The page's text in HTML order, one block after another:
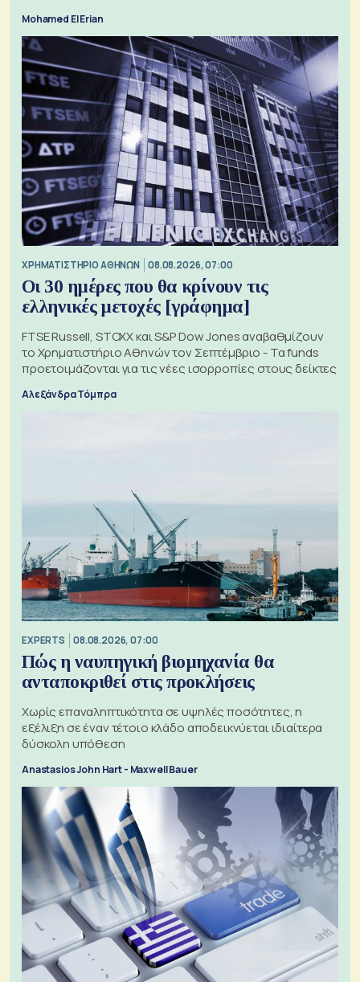
Mohamed El Erian
XΡΗΜΑΤΙΣΤΗΡΙΟ ΑΘΗΝΩΝ 08.08.2026, 07:00
Οι 30 ημέρες που θα κρίνουν τις
ελληνικές μετοχές [γράφημα]
FTSE Russell, STOXX και S&P Dow Jones αναβαθμίζουν
το Χρηματιστήριο Αθηνών τον Σεπτέμβριο - Τα funds
προετοιμάζονται για τις νέες ισορροπίες στους δείκτες
Αλεξάνδρα Τόμπρα
EXPERTS 08.08.2026, 07:00
Πώς η ναυπηγική βιομηχανία θα
ανταποκριθεί στις προκλήσεις
Χωρίς επαναληπτικότητα σε υψηλές ποσότητες, η
εξέλιξη σε έναν τέτοιο κλάδο αποδεικνύεται ιδιαίτερα
δύσκολη υπόθεση
Anastasios John Hart - Maxwell Bauer